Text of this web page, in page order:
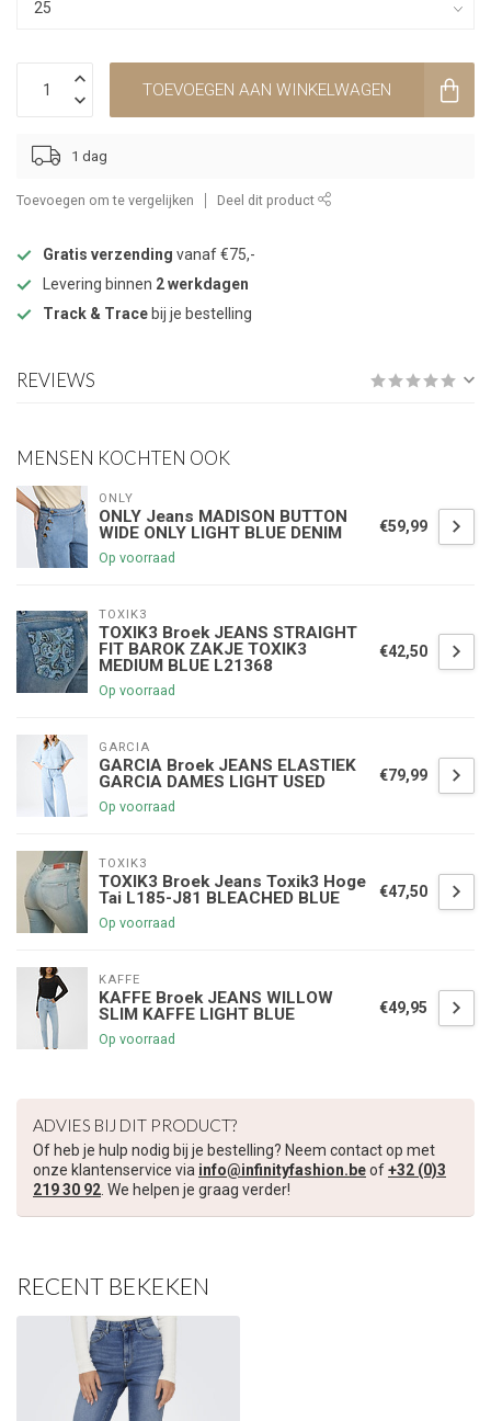
TOEVOEGEN AAN WINKELWAGEN
1 dag
Toevoegen om te vergelijken Deel dit product
Gratis verzending vanaf €75,-
Levering binnen 2 werkdagen
Track & Trace bij je bestelling
REVIEWS
MENSEN KOCHTEN OOK
ONLY
ONLY Jeans MADISON BUTTON
WIDE ONLY LIGHT BLUE DENIM
Op voorraad
€59,99
TOXIK3
TOXIK3 Broek JEANS STRAIGHT
FIT BAROK ZAKJE TOXIK3
MEDIUM BLUE L21368
Op voorraad
€42,50
GARCIA
GARCIA Broek JEANS ELASTIEK
GARCIA DAMES LIGHT USED
Op voorraad
€79,99
TOXIK3
TOXIK3 Broek Jeans Toxik3 Hoge
Tai L185-J81 BLEACHED BLUE
Op voorraad
€47,50
KAFFE
KAFFE Broek JEANS WILLOW
SLIM KAFFE LIGHT BLUE
Op voorraad
€49,95
ADVIES BIJ DIT PRODUCT?
Of heb je hulp nodig bij je bestelling? Neem contact op met
onze klantenservice via info@infinityfashion.beof+32 (0)3
219 30 92. We helpen je graag verder!
RECENT BEKEKEN